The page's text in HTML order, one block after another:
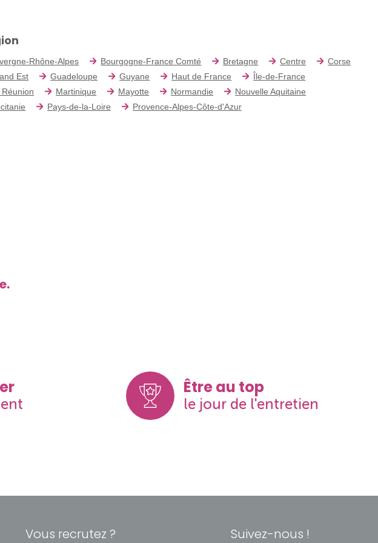
Rhône-Alpes Bourgogne-France Comté Bretagne Centre
Corse
Est
Guadeloupe Guyane Haut de France
Île-de-France
Réunion
Martinique Mayotte Normandie
Nouvelle Aquitaine
Pays-de-la-Loire Provence-Alpes-Côte-d'Azur
Être au top
le jour de l'entretien
Vous recrutez ? Suivez-nous !